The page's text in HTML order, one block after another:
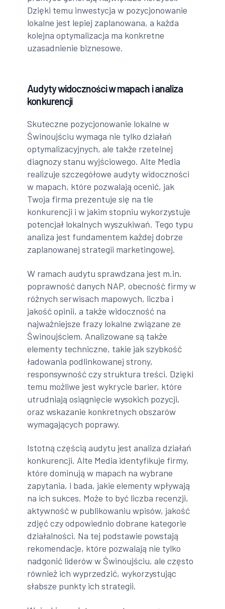
Dzięki temu inwestycja w pozycjonowanie
lokalne jest lepiej zaplanowana, a każda
kolejna optymalizacja ma konkretne
uzasadnienie biznesowe.
Audyty widoczności w mapach i analiza
konkurencji
Skuteczne pozycjonowanie lokalne w
Świnoujściu wymaga nie tylko działań
optymalizacyjnych, ale także rzetelnej
diagnozy stanu wyjściowego. Alte Media
realizuje szczegółowe audyty widoczności
w mapach, które pozwalają ocenić, jak
Twoja firma prezentuje się na tle
konkurencji i w jakim stopniu wykorzystuje
potencjał lokalnych wyszukiwań. Tego typu
analiza jest fundamentem każdej dobrze
zaplanowanej strategii marketingowej.
W ramach audytu sprawdzana jest m.in.
poprawność danych NAP, obecność firmy w
różnych serwisach mapowych, liczba i
jakość opinii, a także widoczność na
najważniejsze frazy lokalne związane ze
Świnoujściem. Analizowane są także
elementy techniczne, takie jak szybkość
ładowania podlinkowanej strony,
responsywność czy struktura treści. Dzięki
temu możliwe jest wykrycie barier, które
utrudniają osiągnięcie wysokich pozycji,
oraz wskazanie konkretnych obszarów
wymagających poprawy.
Istotną częścią audytu jest analiza działań
konkurencji. Alte Media identyfikuje firmy,
które dominują w mapach na wybrane
zapytania, i bada, jakie elementy wpływają
na ich sukces. Może to być liczba recenzji,
aktywność w publikowaniu wpisów, jakość
zdjęć czy odpowiednio dobrane kategorie
działalności. Na tej podstawie powstają
rekomendacje, które pozwalają nie tylko
nadgonić liderów w Świnoujściu, ale często
również ich wyprzedzić, wykorzystując
słabsze punkty ich strategii.